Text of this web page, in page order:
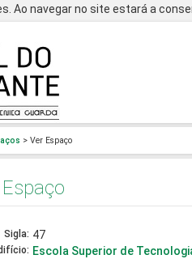
Ao navegar no site estará a
> Ver Espaço
Sigla: 47
Escola Superior de